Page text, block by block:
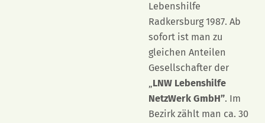
Lebenshilfe
Radkersburg 1987. Ab
sofort ist man zu
gleichen Anteilen
Gesellschafter der
„LNW Lebenshilfe
NetzWerk GmbH”. Im
Bezirk zählt man ca. 30